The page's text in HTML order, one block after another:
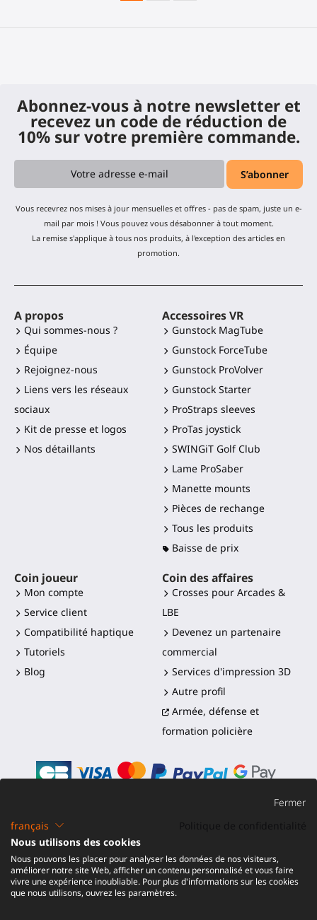
Abonnez-vous à notre newsletter et
recevez un code de réduction de
10% sur votre première commande.
Vous recevrez nos mises à jour mensuelles et offres - pas de spam, juste un e-
mail par mois ! Vous pouvez vous désabonner à tout moment.
La remise s'applique à tous nos produits, à l'exception des articles en
promotion.
A propos
Qui sommes-nous ?
Équipe
Rejoignez-nous
Liens vers les réseaux
sociaux
Kit de presse et logos
Nos détaillants
Accessoires VR
Gunstock MagTube
Gunstock ForceTube
Gunstock ProVolver
Gunstock Starter
ProStraps sleeves
ProTas joystick
SWINGiT Golf Club
Lame ProSaber
Manette mounts
Pièces de rechange
Tous les produits
Baisse de prix
Coin joueur
Mon compte
Service client
Compatibilité haptique
Tutoriels
Blog
Coin des affaires
Crosses pour Arcades &
LBE
Devenez un partenaire
commercial
Services d'impression 3D
Autre profil
Armée, défense et
formation policière
©2016-2026 - ProTubeVR™
Expédition et droits
Remboursement
Fermer
français
Nous utilisons des cookies
Nous pouvons les placer pour analyser les données de nos visiteurs,
améliorer notre site Web, afficher un contenu personnalisé et vous faire
vivre une expérience inoubliable. Pour plus d'informations sur les cookies
que nous utilisons, ouvrez les paramètres.